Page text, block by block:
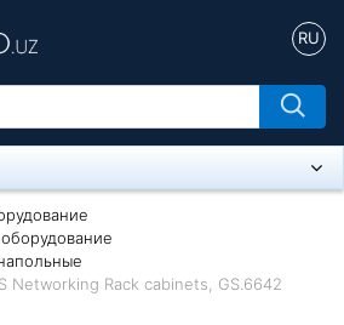
RU
Networking Rack cabinets, GS.6642